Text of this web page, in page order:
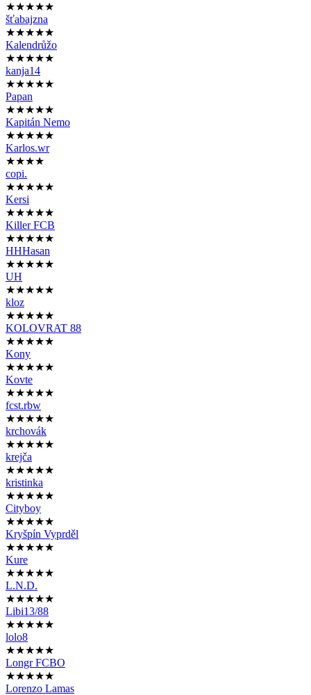
★★★★★
šťabajzna
★★★★★
Kalendrůžo
★★★★★
kanja14
★★★★★
Papan
★★★★★
Kapitán Nemo
★★★★★
Karlos.wr
★★★★
copi.
★★★★★
Kersi
★★★★★
Killer FCB
★★★★★
HHHasan
★★★★★
UH
★★★★★
kloz
★★★★★
KOLOVRAT 88
★★★★★
Kony
★★★★★
Kovte
★★★★★
fcst.rbw
★★★★★
krchovák
★★★★★
krejča
★★★★★
kristinka
★★★★★
Cityboy
★★★★★
Kryšpín Vyprděl
★★★★★
Kure
★★★★★
L.N.D.
★★★★★
Libi13/88
★★★★★
lolo8
★★★★★
Longr FCBO
★★★★★
Lorenzo Lamas